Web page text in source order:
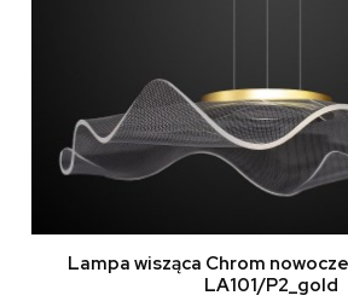
Lampa wisząca Chrom
LA101/P2_gold